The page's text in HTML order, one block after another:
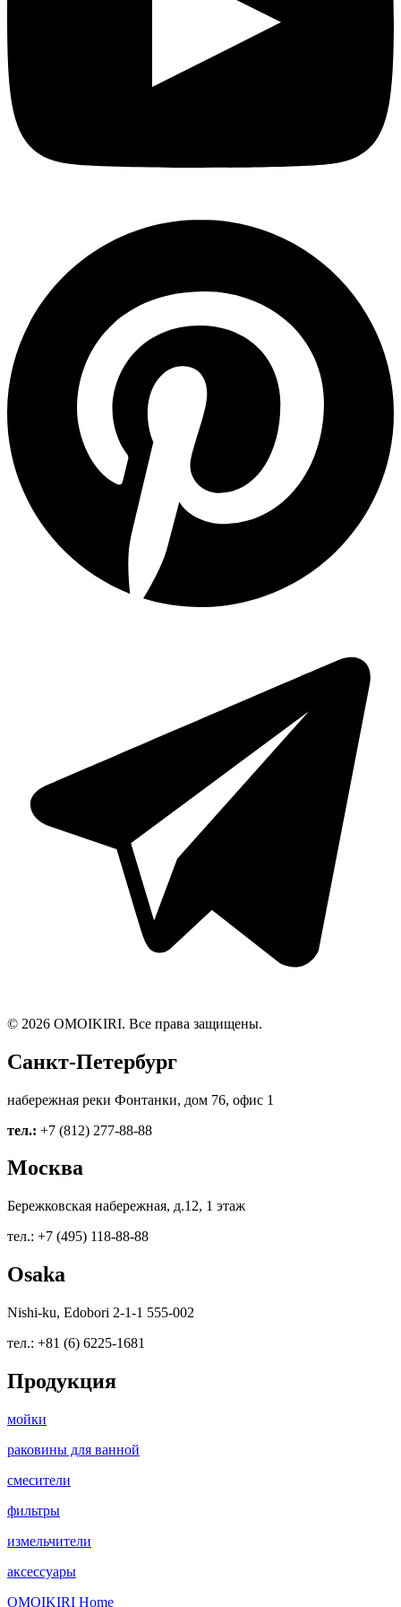
© 2026 OMOIKIRI. Все права защищены.
Санкт-Петербург
набережная реки Фонтанки, дом 76, офис 1
тел.: +7 (812) 277-88-88
Москва
Бережковская набережная, д.12, 1 этаж
тел.: +7 (495) 118-88-88
Osaka
Nishi-ku, Edobori 2-1-1 555-002
тел.: +81 (6) 6225-1681
Продукция
мойки
раковины для ванной
смесители
фильтры
измельчители
аксессуары
OMOIKIRI Home